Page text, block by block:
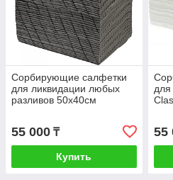
Сорбирующие салфетки
для ликвидации любых
разливов 50х40см
55 000 ₸
Купить
55